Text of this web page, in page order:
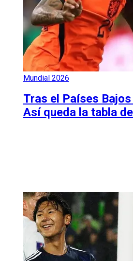
Mundial 2026
Tras el Países
Así queda la tabla